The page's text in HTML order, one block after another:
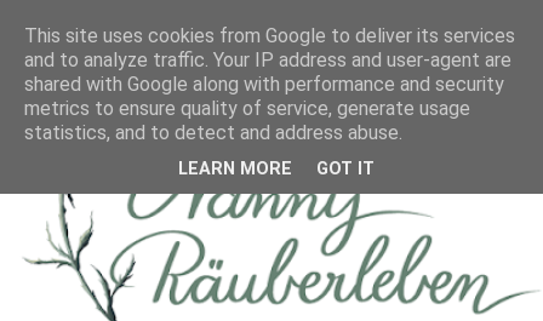
This site uses cookies from Google to deliver its services
and to analyze traffic. Your IP address and user-agent are
shared with Google along with performance and security
metrics to ensure quality of service, generate usage
statistics, and to detect and address abuse.
LEARN MORE GOT IT